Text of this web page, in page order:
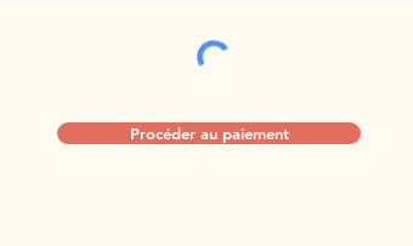
Procéder au paiement